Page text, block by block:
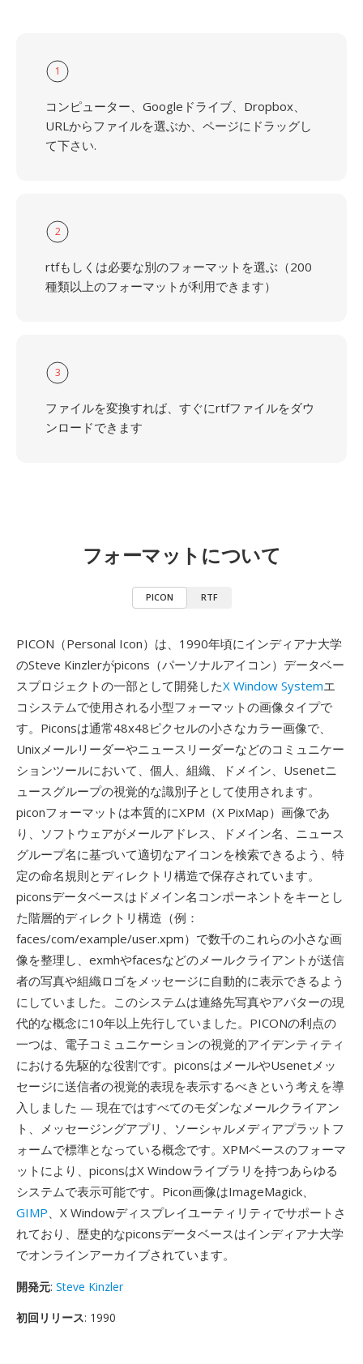
1
コンピューター、Googleドライブ、Dropbox、
URLからファイルを選ぶか、ページにドラッグし
て下さい.
2
rtfもしくは必要な別のフォーマットを選ぶ（200
種類以上のフォーマットが利用できます）
3
ファイルを変換すれば、すぐにrtfファイルをダウ
ンロードできます
フォーマットについて
PICON RTF
PICON（Personal Icon）は、1990年頃にインディアナ大学
のSteve Kinzlerがpicons（パーソナルアイコン）データベー
スプロジェクトの一部として開発したX Window Systemエ
コシステムで使用される小型フォーマットの画像タイプで
す。Piconsは通常48x48ピクセルの小さなカラー画像で、
Unixメールリーダーやニュースリーダーなどのコミュニケー
ションツールにおいて、個人、組織、ドメイン、Usenetニ
ュースグループの視覚的な識別子として使用されます。
piconフォーマットは本質的にXPM（X PixMap）画像であ
り、ソフトウェアがメールアドレス、ドメイン名、ニュース
グループ名に基づいて適切なアイコンを検索できるよう、特
定の命名規則とディレクトリ構造で保存されています。
piconsデータベースはドメイン名コンポーネントをキーとし
た階層的ディレクトリ構造（例：
faces/com/example/user.xpm）で数千のこれらの小さな画
像を整理し、exmhやfacesなどのメールクライアントが送信
者の写真や組織ロゴをメッセージに自動的に表示できるよう
にしていました。このシステムは連絡先写真やアバターの現
代的な概念に10年以上先行していました。PICONの利点の
一つは、電子コミュニケーションの視覚的アイデンティティ
における先駆的な役割です。piconsはメールやUsenetメッ
セージに送信者の視覚的表現を表示するべきという考えを導
入しました — 現在ではすべてのモダンなメールクライアン
ト、メッセージングアプリ、ソーシャルメディアプラットフ
ォームで標準となっている概念です。XPMベースのフォーマ
ットにより、piconsはX Windowライブラリを持つあらゆる
システムで表示可能です。Picon画像はImageMagick、
GIMP、X Windowディスプレイユーティリティでサポートさ
れており、歴史的なpiconsデータベースはインディアナ大学
でオンラインアーカイブされています。
開発元: Steve Kinzler
初回リリース: 1990